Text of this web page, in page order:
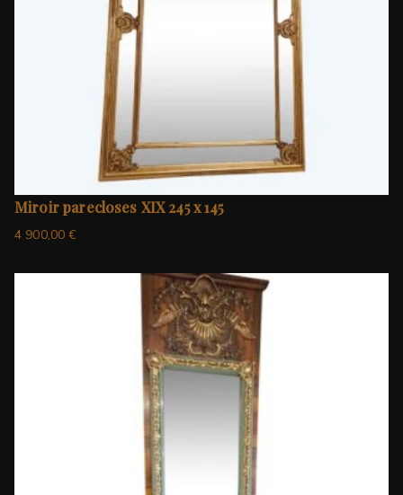
Miroir parecloses XIX 245 x 145
4 900,00€